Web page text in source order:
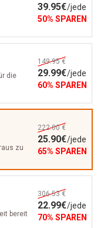
39.95€/jede
50% SPAREN
die
149.95 €
29.99€/jede
60% SPAREN
zu
222.00 €
25.90€/jede
65% SPAREN
bereit
306.53 €
22.99€/jede
70% SPAREN